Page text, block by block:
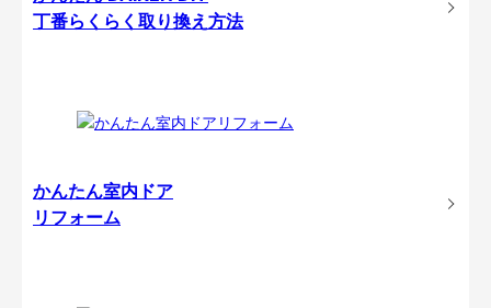
丁番らくらく取り換え方法
かんたん室内ドア
リフォーム